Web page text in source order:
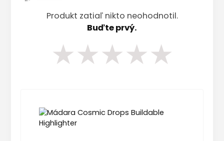
Produkt zatiaľ nikto neohodnotil.
Buďte prvý.
★★★★★